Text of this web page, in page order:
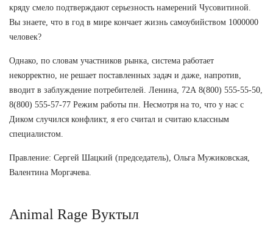
кряду смело подтверждают серьезность намерений Чусовитиной.
Вы знаете, что в год в мире кончает жизнь самоубийством 1000000
человек?
Однако, по словам участников рынка, система работает
некорректно, не решает поставленных задач и даже, напротив,
вводит в заблуждение потребителей. Ленина, 72А 8(800) 555-55-50,
8(800) 555-57-77 Режим работы пн. Несмотря на то, что у нас с
Диком случился конфликт, я его считал и считаю классным
специалистом.
Правление: Сергей Шацкий (председатель), Ольга Мужиковская,
Валентина Моргачева.
Animal Rage Вуктыл